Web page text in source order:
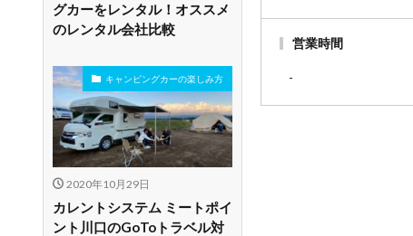
営業時間
-
グカーをレンタル！オススメ
のレンタル会社比較
キャンピングカーの楽しみ方
2020年10月29日
カレントシステム ミートポイ
ント川口のGoToトラベル対